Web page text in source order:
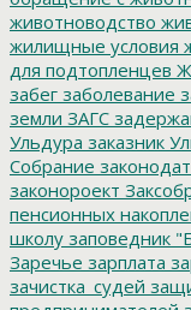
животноводство
жилищные условия
для подтопленцев
забег заболевание
земли ЗАГС
Ульдура заказник
Собрание
законороект
пенсионных
школу заповедник
Заречье зарплата
зачистка_судей